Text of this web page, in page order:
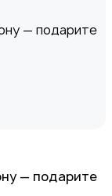
— подарите